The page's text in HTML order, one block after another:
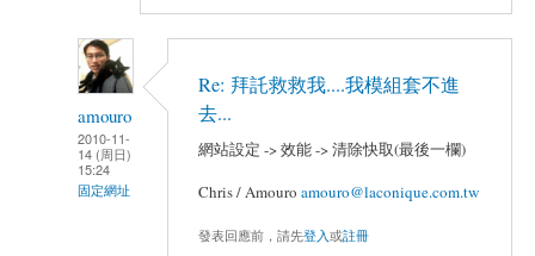
amouro
2010-11-
14 (周日)
15:24
固定網址
Re: 拜託救救我....我模組套不進
去...
網站設定 -> 效能 -> 清除快取(最後一欄)
Chris / Amouro amouro@laconique.com.tw
發表回應前，請先登入或註冊